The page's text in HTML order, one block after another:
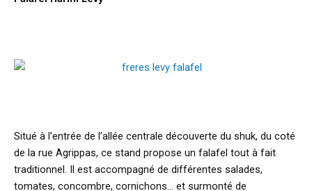
Situé à l’entrée de l’allée centrale découverte du shuk, du coté
de la rue Agrippas, ce stand propose un falafel tout à fait
traditionnel. Il est accompagné de différentes salades,
tomates, concombre, cornichons… et surmonté de